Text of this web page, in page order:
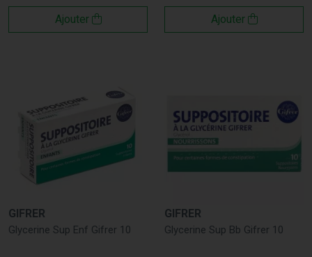
Ajouter Ajouter
GIFRER
Glycerine Sup Enf Gifrer 10
GIFRER
Glycerine Sup Bb Gifrer 10